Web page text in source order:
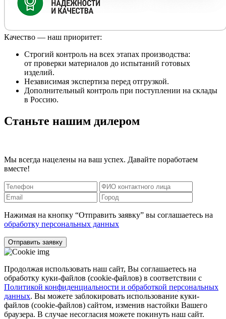
Качество — наш приоритет:
Строгий контроль на всех этапах производства:
от проверки материалов до испытаний готовых
изделий.
Независимая экспертиза перед отгрузкой.
Дополнительный контроль при поступлении на склады
в Россию.
Станьте нашим дилером
Мы всегда нацелены на ваш успех. Давайте поработаем
вместе!
Нажимая на кнопку “Отправить заявку” вы соглашаетесь на
обработку персональных данных
Отправить заявку
Продолжая использовать наш сайт, Вы соглашаетесь на
обработку куки-файлов (cookie-файлов) в соответствии с
Политикой конфиденциальности и обработкой персональных
данных. Вы можете заблокировать использование куки-
файлов (cookie-файлов) сайтом, изменив настойки Вашего
браузера. В случае несогласия можете покинуть наш сайт.